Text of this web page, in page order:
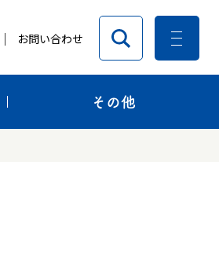
お問い合わせ
その他